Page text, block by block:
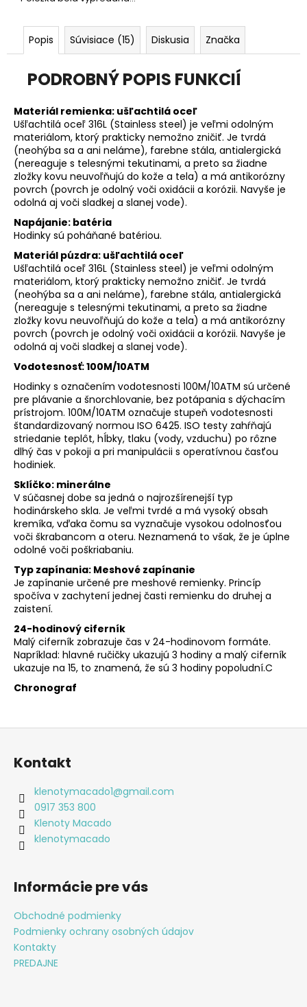
Popis Súvisiace (15) Diskusia Značka
PODROBNÝ POPIS FUNKCIÍ
Materiál remienka: ušľachtilá oceľ
Ušľachtilá oceľ 316L (Stainless steel) je veľmi odolným
materiálom, ktorý prakticky nemožno zničiť. Je tvrdá
(neohýba sa a ani neláme), farebne stála, antialergická
(nereaguje s telesnými tekutinami, a preto sa žiadne
zložky kovu neuvoľňujú do kože a tela) a má antikorózny
povrch (povrch je odolný voči oxidácii a korózii. Navyše je
odolná aj voči sladkej a slanej vode).
Napájanie: batéria
Hodinky sú poháňané batériou.
Materiál púzdra: ušľachtilá oceľ
Ušľachtilá oceľ 316L (Stainless steel) je veľmi odolným
materiálom, ktorý prakticky nemožno zničiť. Je tvrdá
(neohýba sa a ani neláme), farebne stála, antialergická
(nereaguje s telesnými tekutinami, a preto sa žiadne
zložky kovu neuvoľňujú do kože a tela) a má antikorózny
povrch (povrch je odolný voči oxidácii a korózii. Navyše je
odolná aj voči sladkej a slanej vode).
Vodotesnosť: 100M/10ATM
Hodinky s označením vodotesnosti 100M/10ATM sú určené
pre plávanie a šnorchlovanie, bez potápania s dýchacím
prístrojom. 100M/10ATM označuje stupeň vodotesnosti
štandardizovaný normou ISO 6425. ISO testy zahŕňajú
striedanie teplôt, hĺbky, tlaku (vody, vzduchu) po rôzne
dlhý čas v pokoji a pri manipulácii s operatívnou časťou
hodiniek.
Sklíčko: minerálne
V súčasnej dobe sa jedná o najrozšírenejší typ
hodinárskeho skla. Je veľmi tvrdé a má vysoký obsah
kremíka, vďaka čomu sa vyznačuje vysokou odolnosťou
voči škrabancom a oteru. Neznamená to však, že je úplne
odolné voči poškriabaniu.
Typ zapínania: Meshové zapínanie
Je zapínanie určené pre meshové remienky. Princíp
spočíva v zachytení jednej časti remienku do druhej a
zaistení.
24-hodinový ciferník
Malý ciferník zobrazuje čas v 24-hodinovom formáte.
Napríklad: hlavné ručičky ukazujú 3 hodiny a malý ciferník
ukazuje na 15, to znamená, že sú 3 hodiny popoludní.C
Chronograf
Z
Kontakt
klenotymacado1@gmail.com
0917 353 800
Klenoty Macado
klenotymacado
Informácie pre vás
Obchodné podmienky
Podmienky ochrany osobných údajov
Kontakty
PREDAJNE